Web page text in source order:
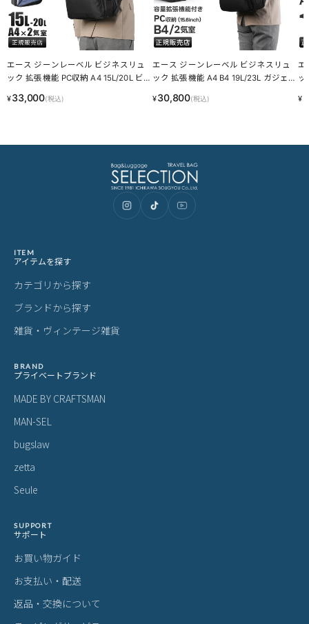
エース ジーンレーベル ビジネスリュ
ック 拡張機能 PC収納 A4 15L/20L ビ
ce.GENE GADGETABLE HEATHER 2 6
¥33,000(税込)
エース ジーンレーベル ビジネスリュ
ック 拡張機能 A4 B4 19L/23L ガジェ
ABLE R 68006
¥30,800(税込)
エ
ッ
¥
ITEM
アイテムを探す
カテゴリから探す
ブランドから探す
雑貨・ヴィンテージ雑貨
BRAND
プライベートブランド
MADE BY CRAFTSMAN
MAN-SEL
bugslaw
zetta
Seule
SUPPORT
サポート
お買い物ガイド
お支払い・配送
返品・交換について